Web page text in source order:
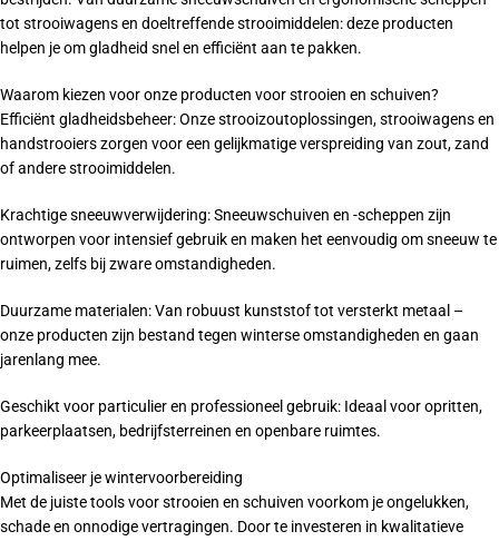
tot strooiwagens en doeltreffende strooimiddelen: deze producten
helpen je om gladheid snel en efficiënt aan te pakken.
Waarom kiezen voor onze producten voor strooien en schuiven?
Efficiënt gladheidsbeheer: Onze strooizoutoplossingen, strooiwagens en
handstrooiers zorgen voor een gelijkmatige verspreiding van zout, zand
of andere strooimiddelen.
Krachtige sneeuwverwijdering: Sneeuwschuiven en -scheppen zijn
ontworpen voor intensief gebruik en maken het eenvoudig om sneeuw te
ruimen, zelfs bij zware omstandigheden.
Duurzame materialen: Van robuust kunststof tot versterkt metaal –
onze producten zijn bestand tegen winterse omstandigheden en gaan
jarenlang mee.
Geschikt voor particulier en professioneel gebruik: Ideaal voor opritten,
parkeerplaatsen, bedrijfsterreinen en openbare ruimtes.
Optimaliseer je wintervoorbereiding
Met de juiste tools voor strooien en schuiven voorkom je ongelukken,
schade en onnodige vertragingen. Door te investeren in kwalitatieve